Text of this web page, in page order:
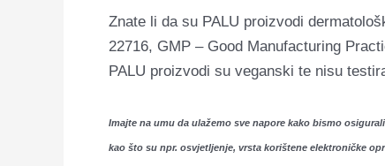
Znate li da su PALU proizvodi
22716, GMP – Good Manufacturing
PALU proizvodi su veganski te nisu
Imajte na umu da ulažemo sve napore kako bismo
kao što su npr. osvjetljenje, vrsta korištene elektroničke